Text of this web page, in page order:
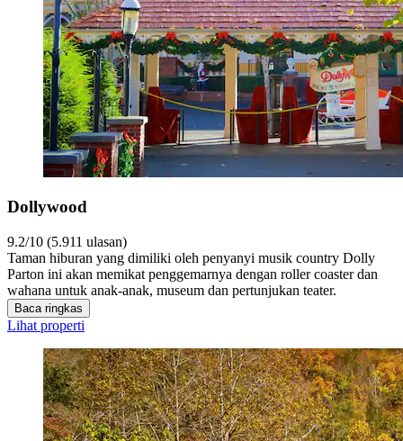
Dollywood
9.2/10 (5.911 ulasan)
Taman hiburan yang dimiliki oleh penyanyi musik country Dolly
Parton ini akan memikat penggemarnya dengan roller coaster dan
wahana untuk anak-anak, museum dan pertunjukan teater.
Baca ringkas
Lihat properti